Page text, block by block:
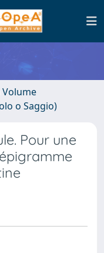
o Saggio)
Pour une